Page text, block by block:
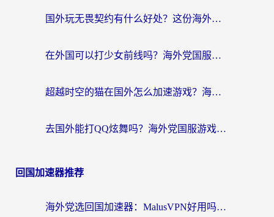
国外玩无畏契约有什么好处？这份海外国服游戏加速指南帮你解决90%的卡顿问题
在外国可以打少女前线吗？海外党国服游戏畅玩终极指南（附避坑技巧）
超越时空的猫在国外怎么加速游戏？海外玩家国服畅玩终极指南
去国外能打QQ炫舞吗？海外党国服游戏不卡顿的终极指南
回国加速器推荐
海外党选回国加速器：MalusVPN好用吗？和快帆VPN哪个好？附真实对比与避坑指南